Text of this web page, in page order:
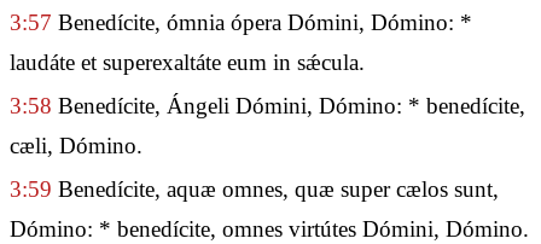
3:57 Benedícite, ómnia ópera Dómini, Dómino: *
laudáte et superexaltáte eum in sǽcula.
3:58 Benedícite, Ángeli Dómini, Dómino: * benedícite,
cæli, Dómino.
3:59 Benedícite, aquæ omnes, quæ super cælos sunt,
Dómino: * benedícite, omnes virtútes Dómini, Dómino.